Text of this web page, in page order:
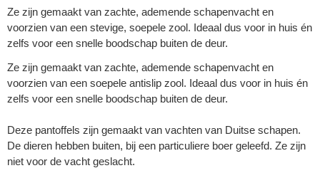
Ze zijn gemaakt van zachte, ademende schapenvacht en
voorzien van een stevige, soepele zool. Ideaal dus voor in huis én
zelfs voor een snelle boodschap buiten de deur.
Ze zijn gemaakt van zachte, ademende schapenvacht en
voorzien van een soepele antislip zool. Ideaal dus voor in huis én
zelfs voor een snelle boodschap buiten de deur.
Deze pantoffels zijn gemaakt van vachten van Duitse schapen.
De dieren hebben buiten, bij een particuliere boer geleefd. Ze zijn
niet voor de vacht geslacht.